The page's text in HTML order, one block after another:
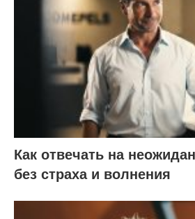
Как отвечать на
без страха и волнения